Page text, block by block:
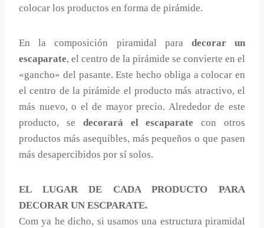
colocar los productos en forma de pirámide.
En la composición piramidal para decorar un
escaparate, el centro de la pirámide se convierte en el
«gancho» del pasante. Este hecho obliga a colocar en
el centro de la pirámide el producto más atractivo, el
más nuevo, o el de mayor precio. Alrededor de este
producto, se decorará el escaparate con otros
productos más asequibles, más pequeños o que pasen
más desapercibidos por sí solos.
EL LUGAR DE CADA PRODUCTO PARA
DECORAR UN ESCPARATE.
Com ya he dicho, si usamos una estructura piramidal